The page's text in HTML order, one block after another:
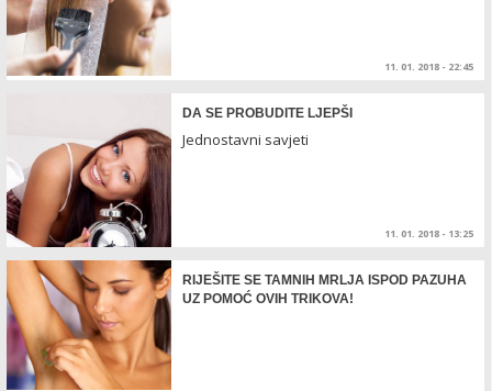
11. 01. 2018 - 22:45
DA SE PROBUDITE LJEPŠI
Jednostavni savjeti
11. 01. 2018 - 13:25
RIJEŠITE SE TAMNIH MRLJA ISPOD PAZUHA
UZ POMOĆ OVIH TRIKOVA!